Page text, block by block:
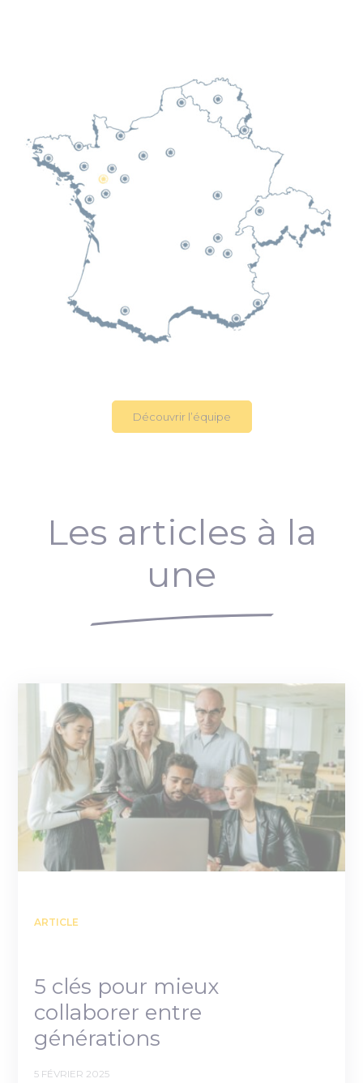
Découvrir l’équipe
Les articles à la
une
ARTICLE
5 clés pour mieux
collaborer entre
générations
5 FÉVRIER 2025